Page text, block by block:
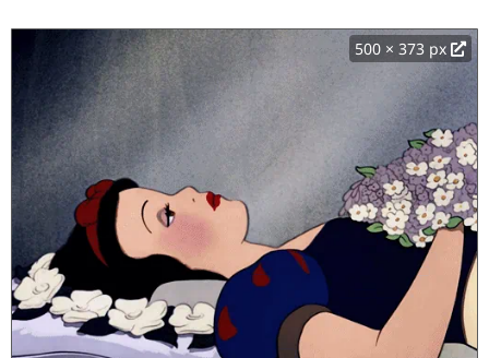
500 × 373 px